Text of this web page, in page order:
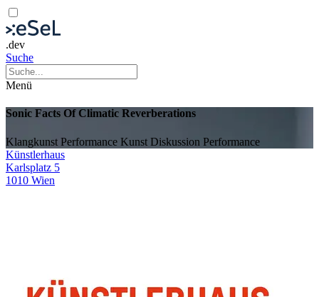
.dev
Suche
Menü
Sonic Facts Of Climatic Reverberations
Klangkunst Performance Kunst Diskussion Performance
Künstlerhaus
Karlsplatz 5
1010 Wien